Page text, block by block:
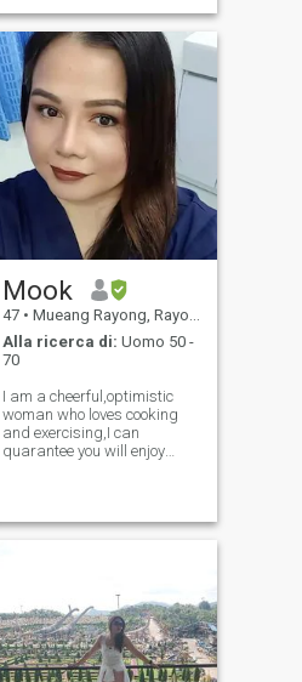
serious relationship and a
future together. I don't want
sh
Mook
47 • Mueang Rayong, Rayong, Thailandia
Alla ricerca di: Uomo 50 -
70
I am a cheerful,optimistic
woman who loves cooking
and exercising,I can
quarantee you will enjoy
grown 1st finished university